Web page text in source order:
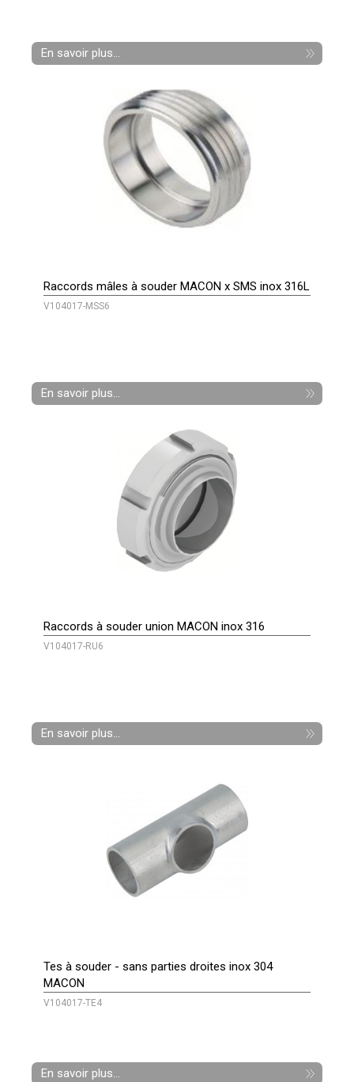
En savoir plus...
Raccords mâles à souder MACON x SMS inox 316L
V104017-MSS6
En savoir plus...
Raccords à souder union MACON inox 316
V104017-RU6
En savoir plus...
Tes à souder - sans parties droites inox 304
MACON
V104017-TE4
En savoir plus...